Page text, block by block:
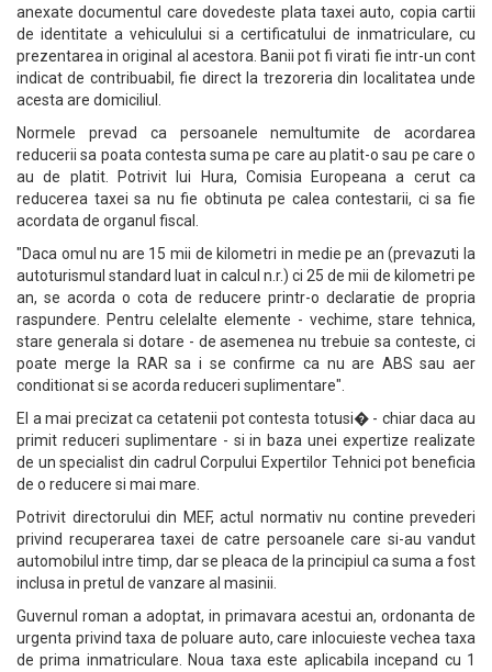
anexate documentul care dovedeste plata taxei auto, copia cartii
de identitate a vehiculului si a certificatului de inmatriculare, cu
prezentarea in original al acestora. Banii pot fi virati fie intr-un cont
indicat de contribuabil, fie direct la trezoreria din localitatea unde
acesta are domiciliul.
Normele prevad ca persoanele nemultumite de acordarea
reducerii sa poata contesta suma pe care au platit-o sau pe care o
au de platit. Potrivit lui Hura, Comisia Europeana a cerut ca
reducerea taxei sa nu fie obtinuta pe calea contestarii, ci sa fie
acordata de organul fiscal.
"Daca omul nu are 15 mii de kilometri in medie pe an (prevazuti la
autoturismul standard luat in calcul n.r.) ci 25 de mii de kilometri pe
an, se acorda o cota de reducere printr-o declaratie de propria
raspundere. Pentru celelalte elemente - vechime, stare tehnica,
stare generala si dotare - de asemenea nu trebuie sa conteste, ci
poate merge la RAR sa i se confirme ca nu are ABS sau aer
conditionat si se acorda reduceri suplimentare".
El a mai precizat ca cetatenii pot contesta totusi� - chiar daca au
primit reduceri suplimentare - si in baza unei expertize realizate
de un specialist din cadrul Corpului Expertilor Tehnici pot beneficia
de o reducere si mai mare.
Potrivit directorului din MEF, actul normativ nu contine prevederi
privind recuperarea taxei de catre persoanele care si-au vandut
automobilul intre timp, dar se pleaca de la principiul ca suma a fost
inclusa in pretul de vanzare al masinii.
Guvernul roman a adoptat, in primavara acestui an, ordonanta de
urgenta privind taxa de poluare auto, care inlocuieste vechea taxa
de prima inmatriculare. Noua taxa este aplicabila incepand cu 1